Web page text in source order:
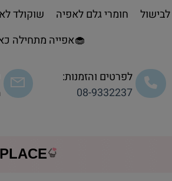
🧁אפייה מתחילה
לפרטים והזמנות:
08-9332237
חומרי גלם לאפיה שוקולד